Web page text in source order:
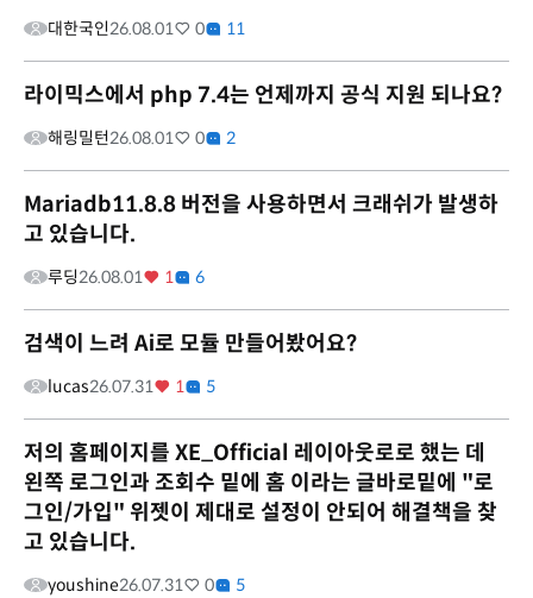
대한국인26.08.01 0 11
라이믹스에서 php 7.4는 언제까지 공식 지원 되나요?
해링밀턴26.08.01 0 2
Mariadb11.8.8 버전을 사용하면서 크래쉬가 발생하
고 있습니다.
루딩26.08.01 1 6
검색이 느려 Ai로 모듈 만들어봤어요?
lucas26.07.31 1 5
저의 홈페이지를 XE_Official 레이아웃로로 했는 데
왼쪽 로그인과 조회수 밑에 홈 이라는 글바로밑에 "로
그인/가입" 위젯이 제대로 설정이 안되어 해결책을 찾
고 있습니다.
youshine26.07.31 0 5